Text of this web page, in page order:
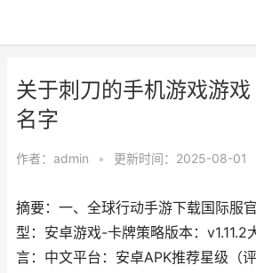
关于刺刀的手机游戏游
名字
作者： admin • 更新时间：2025-08-01
摘要：一、全球行动手游下载国际服
型：安卓游戏-卡牌策略版本：v1.11.2
言：中文平台：安卓APK推荐星